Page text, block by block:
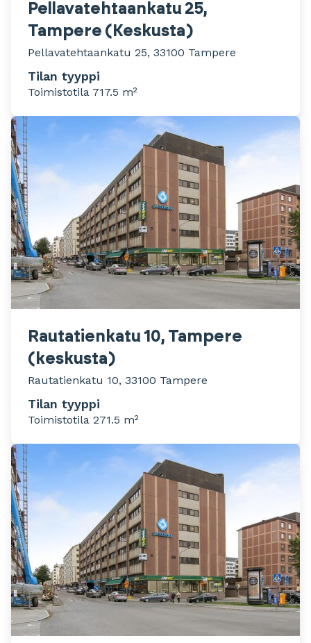
Pellavatehtaankatu 25,
Tampere (Keskusta)
Pellavatehtaankatu 25, 33100 Tampere
Tilan tyyppi
Toimistotila 717.5 m²
Rautatienkatu 10, Tampere
(keskusta)
Rautatienkatu 10, 33100 Tampere
Tilan tyyppi
Toimistotila 271.5 m²